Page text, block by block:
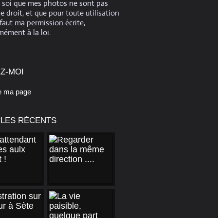
soi que mes photos ne sont pas
droit, et que pour toute utilisation
ma permission écrite,
à la loi.
MOI
ma page
RÉCENTS